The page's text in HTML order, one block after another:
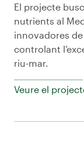
El projecte
nutrients al
innovadores
controlant
riu-mar.
Veure el